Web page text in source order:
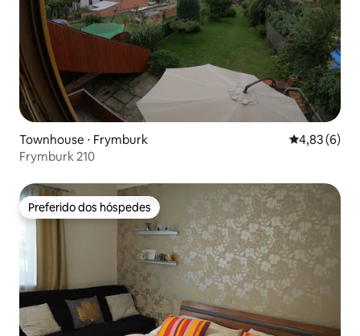
Townhouse ⋅ Frymburk 4,83 de uma
4,83 (6)
Frymburk 210
Preferido dos hóspedes
Preferido dos hóspedes